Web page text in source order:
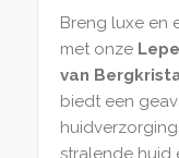
Breng luxe en
met onze
van
biedt een
stralende huid